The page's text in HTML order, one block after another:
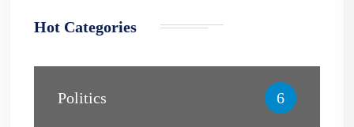
Hot Categories
Politics 6